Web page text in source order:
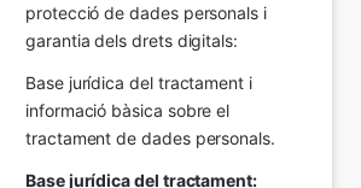
protecció de dades personals i
garantia dels drets digitals:
Base jurídica del tractament i
informació bàsica sobre el
tractament de dades personals.
Base jurídica del tractament: